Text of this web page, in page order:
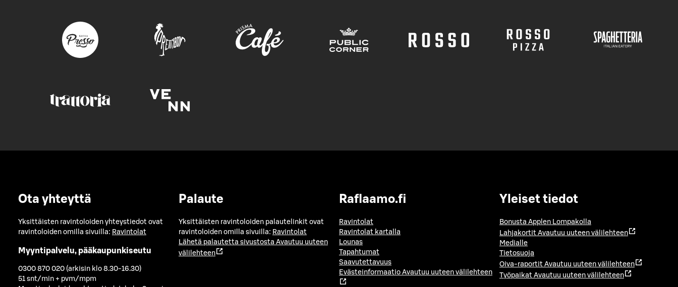
Ota yhteyttä
Yksittäisten ravintoloiden yhteystiedot ovat
ravintoloiden omilla sivuilla: Ravintolat
Myyntipalvelu, pääkaupunkiseutu
0300 870 020 (arkisin klo 8.30-16.30)
51 snt/min + pvm/mpm
Palaute
Yksittäisten ravintoloiden palautelinkit ovat
ravintoloiden omilla sivuilla: Ravintolat
Lähetä palautetta sivustosta Avautuu uuteen
välilehteen
Raflaamo.fi
Ravintolat
Ravintolat kartalla
Lounas
Tapahtumat
Saavutettavuus
Evästeinformaatio Avautuu uuteen välilehteen
Yleiset tiedot
Bonusta Applen Lompakolla
Lahjakortit Avautuu uuteen välilehteen
Medialle
Tietosuoja
Oiva-raportit Avautuu uuteen välilehteen
Työpaikat Avautuu uuteen välilehteen